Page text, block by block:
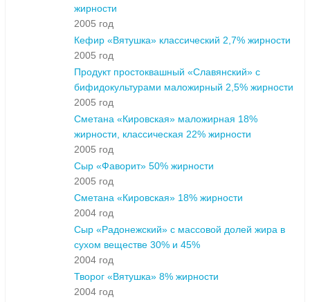
жирности
2005 год
Кефир «Вятушка» классический 2,7% жирности
2005 год
Продукт простоквашный «Славянский» с
бифидокультурами маложирный 2,5% жирности
2005 год
Сметана «Кировская» маложирная 18%
жирности, классическая 22% жирности
2005 год
Сыр «Фаворит» 50% жирности
2005 год
Сметана «Кировская» 18% жирности
2004 год
Сыр «Радонежский» с массовой долей жира в
сухом веществе 30% и 45%
2004 год
Творог «Вятушка» 8% жирности
2004 год